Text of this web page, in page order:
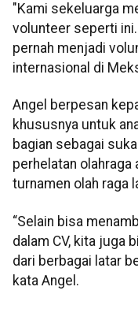
"Kami sekeluarga
volunteer seperti
pernah menjadi
internasional di
Angel berpesan
khususnya untuk
bagian sebagai
perhelatan olahraga
turnamen olah raga
“Selain bisa
dalam CV, kita juga
dari berbagai latar
kata Angel.